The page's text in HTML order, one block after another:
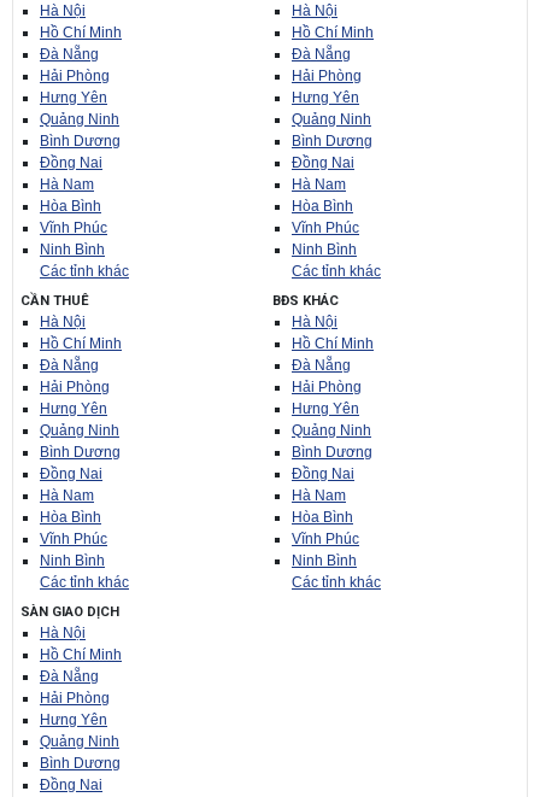
Hà Nội
Hồ Chí Minh
Đà Nẵng
Hải Phòng
Hưng Yên
Quảng Ninh
Bình Dương
Đồng Nai
Hà Nam
Hòa Bình
Vĩnh Phúc
Ninh Bình
Các tỉnh khác
Hà Nội
Hồ Chí Minh
Đà Nẵng
Hải Phòng
Hưng Yên
Quảng Ninh
Bình Dương
Đồng Nai
Hà Nam
Hòa Bình
Vĩnh Phúc
Ninh Bình
Các tỉnh khác
CẦN THUÊ
Hà Nội
Hồ Chí Minh
Đà Nẵng
Hải Phòng
Hưng Yên
Quảng Ninh
Bình Dương
Đồng Nai
Hà Nam
Hòa Bình
Vĩnh Phúc
Ninh Bình
Các tỉnh khác
BĐS KHÁC
Hà Nội
Hồ Chí Minh
Đà Nẵng
Hải Phòng
Hưng Yên
Quảng Ninh
Bình Dương
Đồng Nai
Hà Nam
Hòa Bình
Vĩnh Phúc
Ninh Bình
Các tỉnh khác
SÀN GIAO DỊCH
Hà Nội
Hồ Chí Minh
Đà Nẵng
Hải Phòng
Hưng Yên
Quảng Ninh
Bình Dương
Đồng Nai